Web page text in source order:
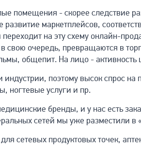
помещения - скорее следствие
развитие маркетплейсов,
на эту схему онлайн-
свою очередь, превращаются в
общепит. На лицо - активность
индустрии, поэтому высок спрос
ногтевые услуги и пр.
бренды, и у нас есть
сетей мы уже разместили в
сетевых продуктовых точек,